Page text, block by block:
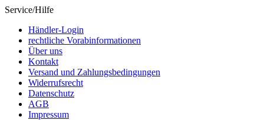
Service/Hilfe
Händler-Login
rechtliche Vorabinformationen
Über uns
Kontakt
Versand und Zahlungsbedingungen
Widerrufsrecht
Datenschutz
AGB
Impressum